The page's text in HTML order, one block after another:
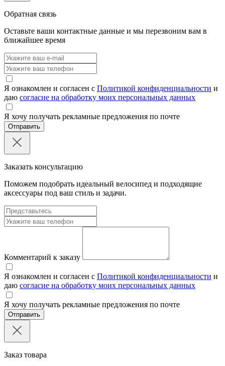
Обратная связь
Оставьте ваши контактные данные и мы перезвоним вам в
ближайшее время
Я ознакомлен и согласен с Политикой конфиденциальности и
даю согласие на обработку моих персональных данных
Я хочу получать рекламные предложения по почте
Отправить
Заказать консультацию
Поможем подобрать идеальный велосипед и подходящие
аксессуары под ваш стиль и задачи.
Комментарий к заказу
Я ознакомлен и согласен с Политикой конфиденциальности и
даю согласие на обработку моих персональных данных
Я хочу получать рекламные предложения по почте
Отправить
Заказ товара